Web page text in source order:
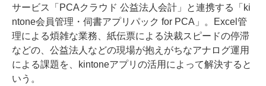
サービス「PCAクラウド 公益法人会計」と連携する「ki
ntone会員管理・伺書アプリパック for PCA」。Excel管
理による煩雑な業務、紙伝票による決裁スピードの停滞
などの、公益法人などの現場が抱えがちなアナログ運用
による課題を、kintoneアプリの活用によって解決すると
いう。